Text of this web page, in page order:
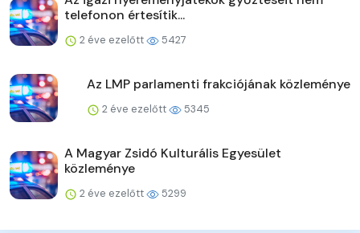
telefonon értesítik...
2 éve ezelőtt 5427
Az LMP parlamenti frakciójának közleménye
2 éve ezelőtt 5345
A Magyar Zsidó Kulturális Egyesület
közleménye
2 éve ezelőtt 5299